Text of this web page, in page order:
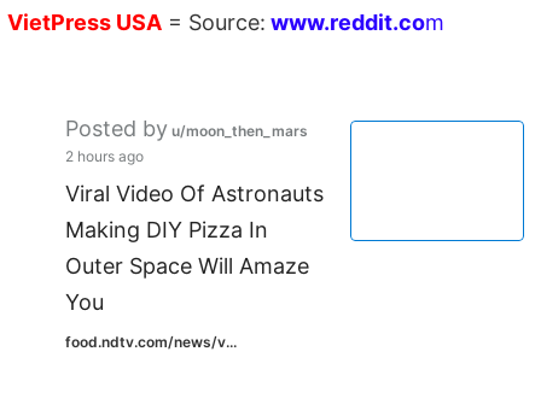
VietPress USA = Source: www.reddit.com
Posted by u/moon_then_mars
2 hours ago
Viral Video Of Astronauts
Making DIY Pizza In
Outer Space Will Amaze
You
food.ndtv.com/news/v...